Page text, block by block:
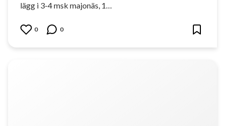
lägg i 3-4 msk majonäs, 1…
0 0